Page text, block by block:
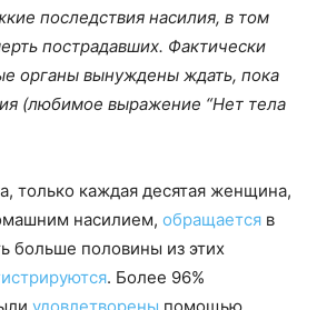
последствия насилия, в том
пострадавших. Фактически
органы вынуждены ждать, пока
(любимое выражение “Нет тела
только каждая десятая женщина,
насилием, обращается в
больше половины из этих
. Более 96%